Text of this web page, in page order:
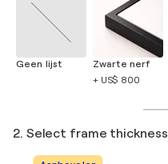
Geen lijst
Zwarte nerf
+ US$ 800
2. Select frame thickness